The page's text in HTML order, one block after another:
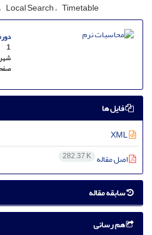
Local Search Timetable
دوره 1، شماره 1 -
1
فایل ها
اصل مقاله 282.37 K
سابقه مقاله
هم رسانی